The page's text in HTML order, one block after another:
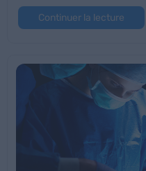
Continuer la lecture